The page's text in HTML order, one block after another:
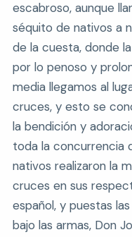
escabroso, aunque
séquito de nativos a
de la cuesta, donde
por lo penoso y
media llegamos al
cruces, y esto se
la bendición y
toda la concurrencia
nativos realizaron la
cruces en sus
español, y puestas
bajo las armas, Don